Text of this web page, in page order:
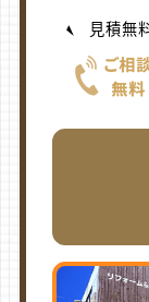
見積無